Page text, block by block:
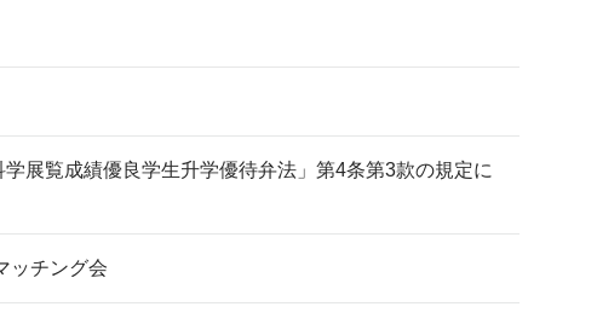
展覧成績優良学生升学優待弁法」第4条第3款の規定に
ッチング会